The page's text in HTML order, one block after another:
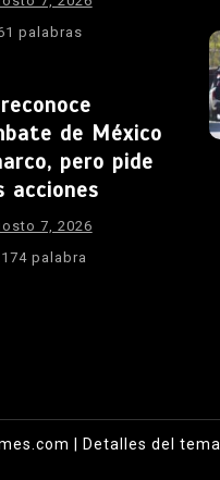
palabras
de México
pero pide
acciones
7, 2026
palabra
Detalles del tema